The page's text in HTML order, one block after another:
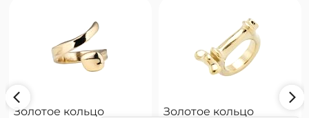
Золотое кольцо
Золотое кольцо